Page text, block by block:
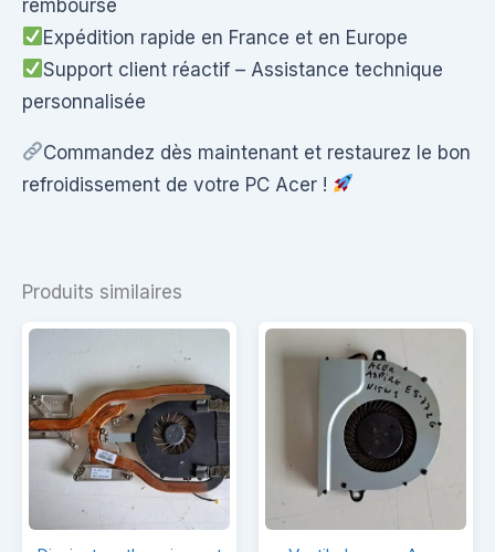
remboursé
Expédition rapide en France et en Europe
Support client réactif – Assistance technique
personnalisée
Commandez dès maintenant et restaurez le bon
refroidissement de votre PC Acer !
Produits similaires
Dissipateur Ventilador